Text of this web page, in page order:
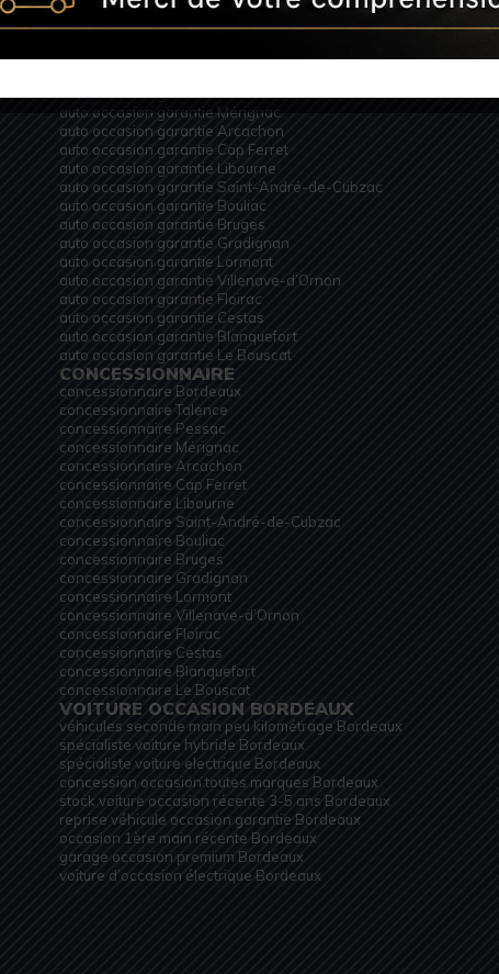
auto occasion garantie Bordeaux
auto occasion garantie Mérignac
auto occasion garantie Arcachon
auto occasion garantie Cap Ferret
auto occasion garantie Libourne
auto occasion garantie Saint-André-de-Cubzac
auto occasion garantie Bouliac
auto occasion garantie Bruges
auto occasion garantie Gradignan
auto occasion garantie Lormont
auto occasion garantie Villenave-d’Ornon
auto occasion garantie Floirac
auto occasion garantie Cestas
auto occasion garantie Blanquefort
auto occasion garantie Le Bouscat
CONCESSIONNAIRE
concessionnaire Bordeaux
concessionnaire Talence
concessionnaire Pessac
concessionnaire Mérignac
concessionnaire Arcachon
concessionnaire Cap Ferret
concessionnaire Libourne
concessionnaire Saint-André-de-Cubzac
concessionnaire Bouliac
concessionnaire Bruges
concessionnaire Gradignan
concessionnaire Lormont
concessionnaire Villenave-d’Ornon
concessionnaire Floirac
concessionnaire Cestas
concessionnaire Blanquefort
concessionnaire Le Bouscat
VOITURE OCCASION BORDEAUX
véhicules seconde main peu kilométrage Bordeaux
spécialiste voiture hybride Bordeaux
spécialiste voiture electrique Bordeaux
concession occasion toutes marques Bordeaux
stock voiture occasion récente 3-5 ans Bordeaux
reprise véhicule occasion garantie Bordeaux
occasion 1ère main récente Bordeaux
garage occasion premium Bordeaux
voiture d’occasion électrique Bordeaux